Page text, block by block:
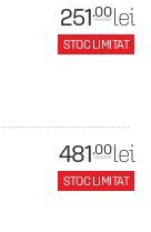
251.00 lei
STOC LIMITAT
481.00 lei
STOC LIMITAT